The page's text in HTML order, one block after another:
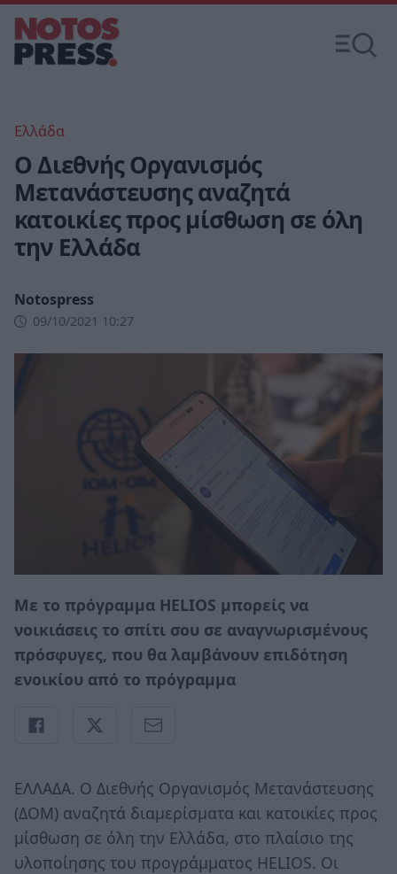
Ελλάδα
Ο Διεθνής Οργανισμός
Μετανάστευσης αναζητά
κατοικίες προς μίσθωση σε όλη
την Ελλάδα
Notospress
09/10/2021 10:27
Με το πρόγραμμα HELIOS μπορείς να
νοικιάσεις το σπίτι σου σε αναγνωρισμένους
πρόσφυγες, που θα λαμβάνουν επιδότηση
ενοικίου από το πρόγραμμα
ΕΛΛΑΔΑ. O Διεθνής Οργανισμός Μετανάστευσης
(ΔΟΜ) αναζητά διαμερίσματα και κατοικίες προς
μίσθωση σε όλη την Ελλάδα, στο πλαίσιο της
υλοποίησης του προγράμματος HELIOS. Οι